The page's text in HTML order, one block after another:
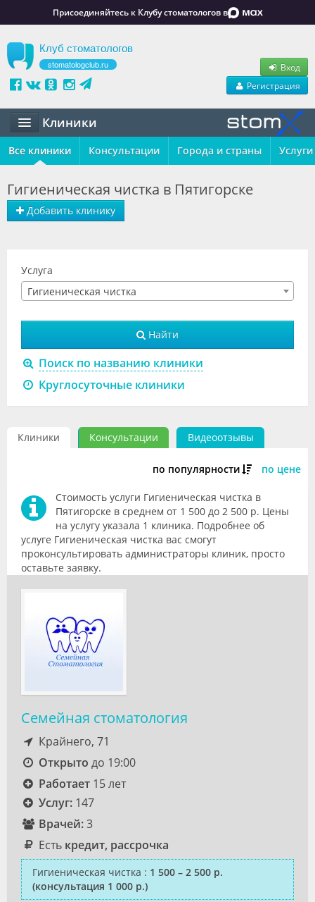
Присоединяйтесь к Клубу стоматологов в
Клуб стоматологов
stomatologclub.ru
Вход
Регистрация
Клиники
Статьи
Обучение
Резюме
Объявления
Форум
Клиники
Лаборатории
Все клиники Консультации Города и страны Услуги
Добавить клинику
Гигиеническая чистка в Пятигорске
Услуга
Гигиеническая чистка
Найти
Поиск по названию клиники
Круглосуточные клиники
Клиники Консультации Видеоотзывы
по популярности по цене
Стоимость услуги Гигиеническая чистка в
Пятигорске в среднем от 1 500 до 2 500 р. Цены
на услугу указала 1 клиника. Подробнее об
услуге Гигиеническая чистка вас смогут
проконсультировать администраторы клиник, просто
оставьте заявку.
Семейная стоматология
Крайнего, 71
Открыто до 19:00
Работает15 лет
Услуг:147
Врачей:3
Есть кредит, рассрочка
Гигиеническая чистка : 1 500 – 2 500 р.
(консультация 1 000 р.)